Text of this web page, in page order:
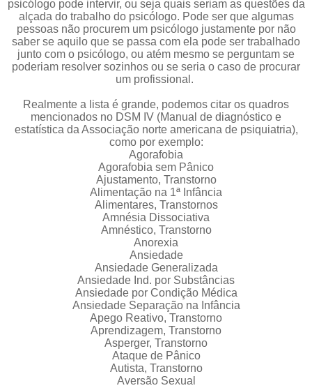
psicólogo pode intervir, ou seja quais seriam as questões da
alçada do trabalho do psicólogo. Pode ser que algumas
pessoas não procurem um psicólogo justamente por não
saber se aquilo que se passa com ela pode ser trabalhado
junto com o psicólogo, ou atém mesmo se perguntam se
poderiam resolver sozinhos ou se seria o caso de procurar
um profissional.
Realmente a lista é grande, podemos citar os quadros
mencionados no DSM IV (Manual de diagnóstico e
estatística da Associação norte americana de psiquiatria),
como por exemplo:
Agorafobia
Agorafobia sem Pânico
Ajustamento, Transtorno
Alimentação na 1ª Infância
Alimentares, Transtornos
Amnésia Dissociativa
Amnéstico, Transtorno
Anorexia
Ansiedade
Ansiedade Generalizada
Ansiedade Ind. por Substâncias
Ansiedade por Condição Médica
Ansiedade Separação na Infância
Apego Reativo, Transtorno
Aprendizagem, Transtorno
Asperger, Transtorno
Ataque de Pânico
Autista, Transtorno
Aversão Sexual